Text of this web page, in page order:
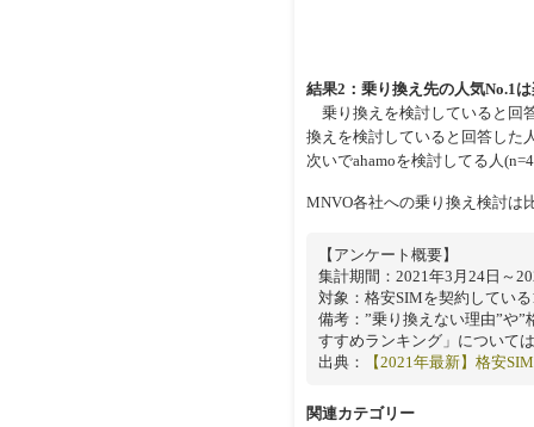
結果2：乗り換え先の人気No.1
乗り換えを検討していると回
換えを検討していると回答した
次いでahamoを検討してる人
MNVO各社への乗り換え検討は
【アンケート概要】
集計期間：2021年3月24日～
対象：格安SIMを契約してい
備考：”乗り換えない理由”や
すすめランキング」について
出典：
【2021年最新】格安
関連カテゴリー